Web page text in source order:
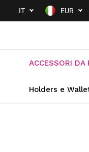
SALTA AL
CONTENUTO
IT EUR
ACCESSORI DA
Holders e